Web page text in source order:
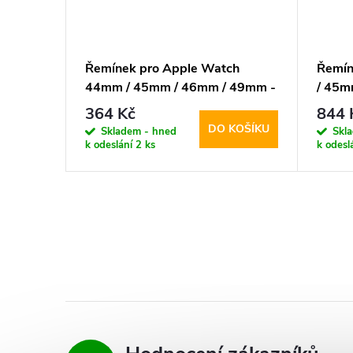
Řemínek pro Apple Watch
44mm / 45mm / 46mm / 49mm -
Tech-Protect, Nylonmag Rose
364 Kč
Skladem - hned
k odeslání2 ks
DO KOŠÍKU
/
844
k